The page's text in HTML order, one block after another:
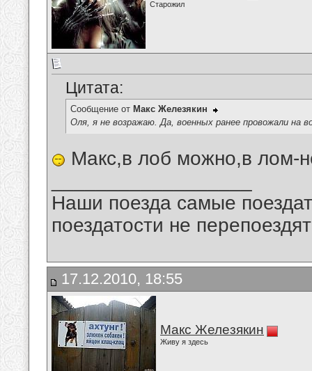
Старожил
Цитата:
Сообщение от Макс Железякин
Оля, я не возражаю. Да, военных ранее провожали на
Макс,в лоб можно,в лом-
Наши поезда самые
поездатости не
17.12.2010, 18:55
Макс Железякин
Живу я здесь